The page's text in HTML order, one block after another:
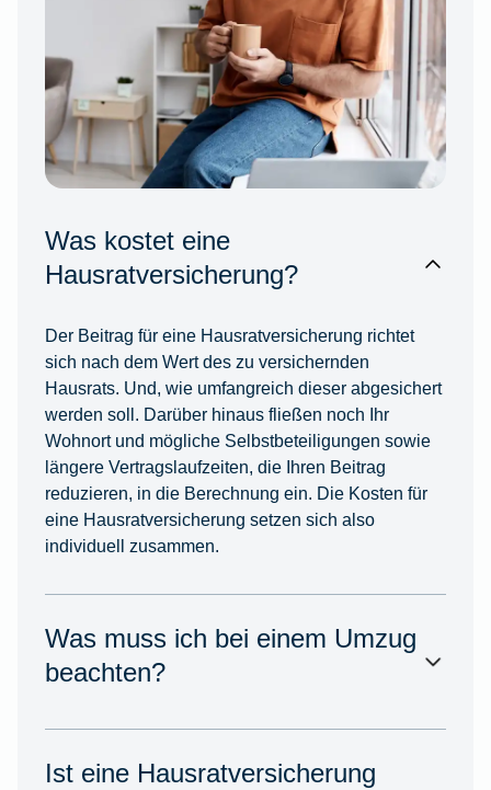
Was kostet eine
Hausratversicherung?
Der Beitrag für eine Hausratversicherung richtet
sich nach dem Wert des zu versichernden
Hausrats. Und, wie umfangreich dieser abgesichert
werden soll. Darüber hinaus fließen noch Ihr
Wohnort und mögliche Selbstbeteiligungen sowie
längere Vertragslaufzeiten, die Ihren Beitrag
reduzieren, in die Berechnung ein. Die Kosten für
eine Hausratversicherung setzen sich also
individuell zusammen.
Was muss ich bei einem Umzug
beachten?
Ist eine Hausratversicherung